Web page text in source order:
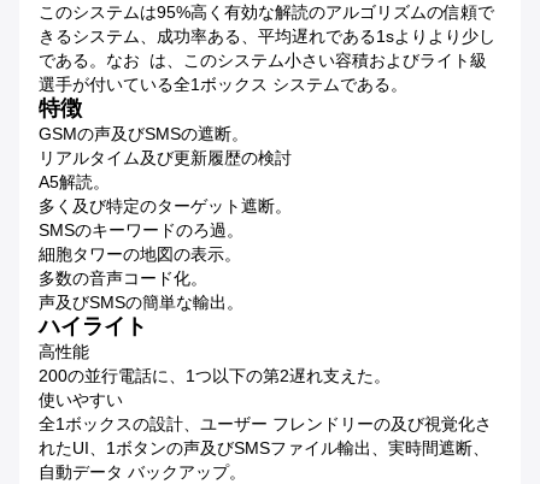
このシステムは95%高く有効な解読のアルゴリズムの信頼で
きるシステム、成功率ある、平均遅れである1sよりより少し
である。なお は、このシステム小さい容積およびライト級
選手が付いている全1ボックス システムである。
特徴
GSMの声及びSMSの遮断。
リアルタイム及び更新履歴の検討
A5解読。
多く及び特定のターゲット遮断。
SMSのキーワードのろ過。
細胞タワーの地図の表示。
多数の音声コード化。
声及びSMSの簡単な輸出。
ハイライト
高性能
200の並行電話に、1つ以下の第2遅れ支えた。
使いやすい
全1ボックスの設計、ユーザー フレンドリーの及び視覚化さ
れたUI、1ボタンの声及びSMSファイル輸出、実時間遮断、
自動データ バックアップ。